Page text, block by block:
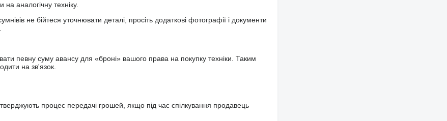
на аналогічну техніку.
не бійтеся уточнювати деталі, просіть додаткові фотографії і документи
певну суму авансу для «броні» вашого права на покупку техніки. Таким
на зв'язок.
процес передачі грошей, якщо під час спілкування продавець